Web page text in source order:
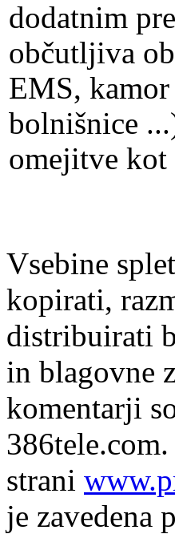
dodatnim
občutljiva
EMS,
bolnišnice
omejitve
Vsebine
kopirati,
distribuirati
in blagovne
komentarji
386tele.com.
strani
je zavedena